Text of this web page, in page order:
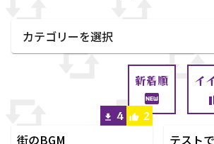
カテゴリーを選択
新着順 イ
4 2
街のBGM テスト